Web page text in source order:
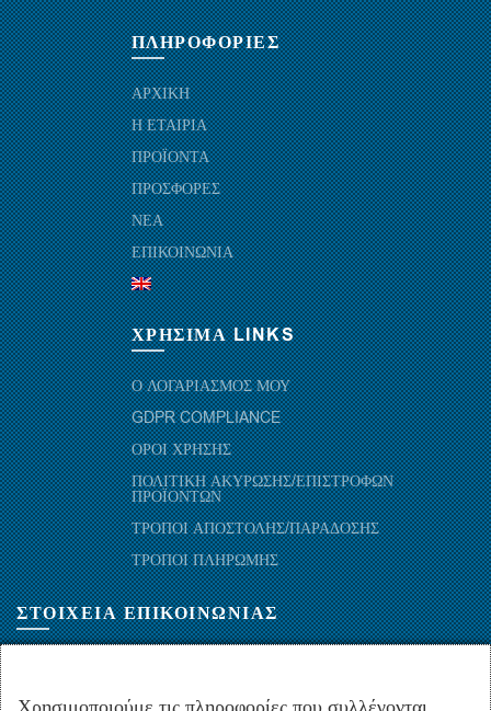
ΠΛΗΡΟΦΟΡΙΕΣ
ΑΡΧΙΚΗ
Η ΕΤΑΙΡΙΑ
ΠΡΟΪΟΝΤΑ
ΠΡΟΣΦΟΡΕΣ
ΝΕΑ
ΕΠΙΚΟΙΝΩΝΙΑ
ΧΡΗΣΙΜΑ LINKS
Ο ΛΟΓΑΡΙΑΣΜΟΣ ΜΟΥ
GDPR COMPLIANCE
ΟΡΟΙ ΧΡΗΣΗΣ
ΠΟΛΙΤΙΚΗ ΑΚΥΡΩΣΗΣ/ΕΠΙΣΤΡΟΦΩΝ
ΠΡΟΪΟΝΤΩΝ
ΤΡΟΠΟΙ ΑΠΟΣΤΟΛΗΣ/ΠΑΡΑΔΟΣΗΣ
ΤΡΟΠΟΙ ΠΛΗΡΩΜΗΣ
ΣΤΟΙΧΕΙΑ ΕΠΙΚΟΙΝΩΝΙΑΣ
+30.210-5143367,+30.210-5154659,+30.210-5147842